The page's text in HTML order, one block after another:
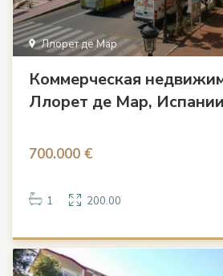
Ллорет де Мар
Коммерческая
Ллорет де Мар, Испании
700.000 €
1 200.00